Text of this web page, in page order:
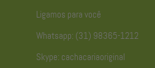
Ligamos para você
Whatsapp: (31) 98365-1212
Skype: cachacariaoriginal